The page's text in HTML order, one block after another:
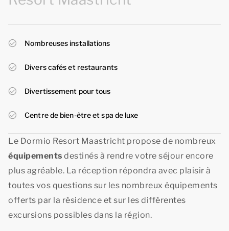
Nombreuses installations
Divers cafés et restaurants
Divertissement pour tous
Centre de bien-être et spa de luxe
Le Dormio Resort Maastricht propose de nombreux
équipements destinés à rendre votre séjour encore
plus agréable. La réception répondra avec plaisir à
toutes vos questions sur les nombreux équipements
offerts par la résidence et sur les différentes
excursions possibles dans la région.